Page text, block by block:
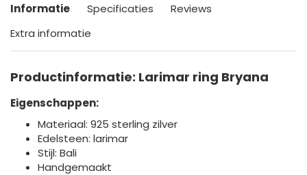
Informatie Specificaties
Reviews
Extra informatie
Productinformatie: Larimar ring Bryana
Eigenschappen:
Materiaal: 925 sterling zilver
Edelsteen: larimar
Stijl: Bali
Handgemaakt